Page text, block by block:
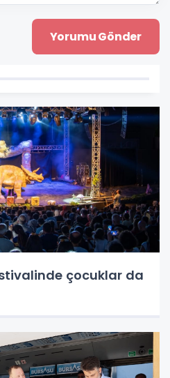
çocuklar da